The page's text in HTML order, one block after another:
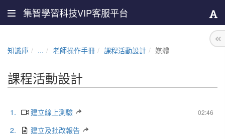
集智學習科技VIP客服平台
知識庫 ... 老師操作手冊 課程活動設計 媒體
課程活動設計
1. 02:46
建立線上測驗
2.
建立及批改報告